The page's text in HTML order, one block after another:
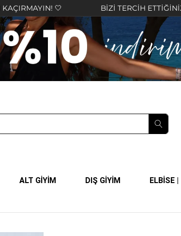
BİZİ TERCİH ETTİĞİNİZ İÇİN
ALT GİYİM DIŞ GİYİM ELBİSE